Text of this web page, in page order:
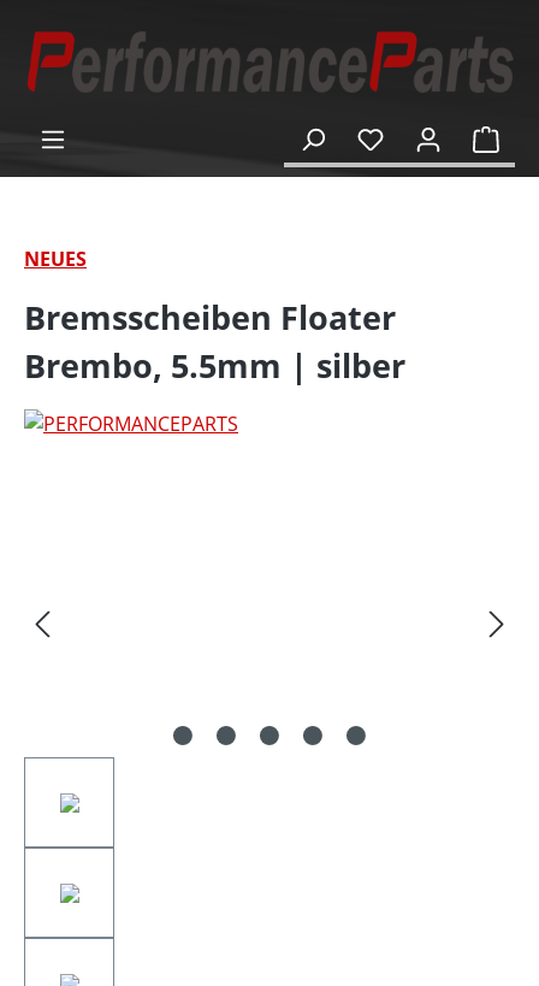
springen
NEUES
Bremsscheiben Floater
Brembo, 5.5mm | silber